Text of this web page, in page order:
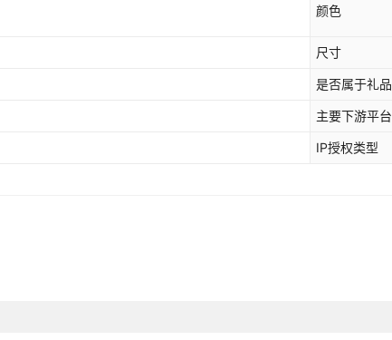
颜色
尺寸
是否属于礼品
主要下游平台
IP授权类型